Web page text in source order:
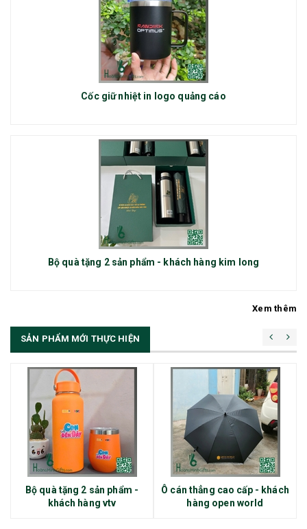
Cốc giữ nhiệt in logo quảng cáo
Bộ quà tặng 2 sản phẩm - khách hàng kim long
Xem thêm
SẢN PHẨM MỚI THỰC HIỆN
Bộ quà tặng 2 sản phẩm -
khách hàng vtv
Ô cán thẳng cao cấp - khách
hàng open world